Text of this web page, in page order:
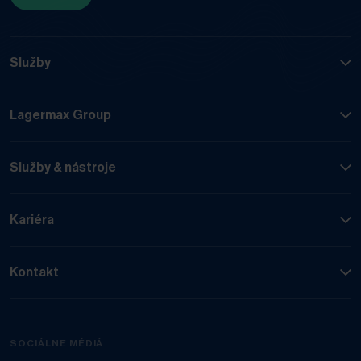
Služby
Lagermax Group
Služby & nástroje
Kariéra
Kontakt
SOCIÁLNE MÉDIÁ